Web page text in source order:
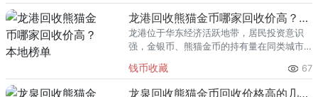
龙港回收熊猫金币哪家回收价高？本地榜单
龙港位于华东经济活跃地带，居民投资意识
强，金银币、熊猫金币的持有量在同类城市
熊猫金币的需求就明显升温，但鱼龙混杂的
回收渠道里，能精准识别版别溢
钱币收藏 67
龙泉回收熊猫金币回收价格高的几家推荐